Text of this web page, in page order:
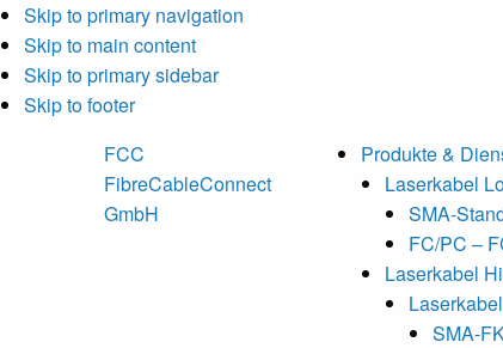
Skip to primary navigation
Skip to main content
Skip to primary sidebar
Skip to footer
FCC
FibreCableConnect
GmbH
Produkte &
Laserkabel
SMA-
FC/PC –
Laserkabel
SMA-